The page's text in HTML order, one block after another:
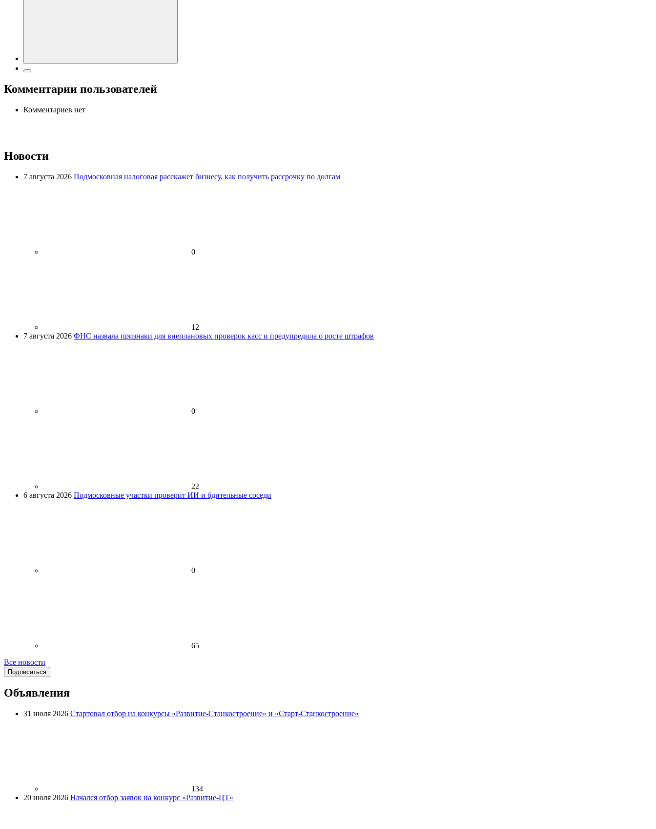
Комментарии пользователей
Комментариев нет
Новости
7 августа 2026 Подмосковная налоговая расскажет бизнесу, как получить рассрочку по долгам
0
12
7 августа 2026 ФНС назвала признаки для внеплановых проверок касс и предупредила о росте штрафов
0
22
6 августа 2026 Подмосковные участки проверит ИИ и бдительные соседи
0
65
Все новости
Подписаться
Объявления
31 июля 2026 Стартовал отбор на конкурсы «Развитие-Станкостроение» и «Старт-Станкостроение»
134
20 июля 2026 Начался отбор заявок на конкурс «Развитие-ЦТ»